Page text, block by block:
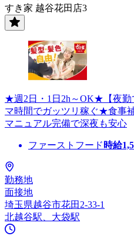
すき家 越谷花田店3
★週2日・1日2h～OK★【夜勤
マ時間でガッツリ稼ぐ★食事
マニュアル完備で深夜も安心
ファーストフード 時給
勤務地
面接地
埼玉県越谷市花田2-33-1
北越谷駅、大袋駅